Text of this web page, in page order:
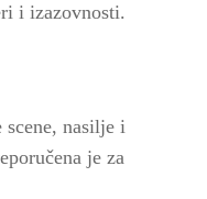
i izazovnosti.
scene, nasilje i
je za